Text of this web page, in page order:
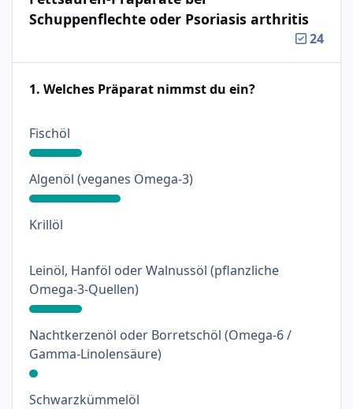
Schuppenflechte oder Psoriasis arthritis
24
1. Welches Präparat nimmst du ein?
Fischöl: 18%
Algenöl (veganes Omega-3): 31%
Krillöl: 0%
Leinöl, Hanföl oder Walnussöl (pflanzliche
Omega-3-Quellen): 18%
Nachtkerzenöl oder Borretschöl (Omega-6 /
Gamma-Linolensäure): 3%
Schwarzkümmelöl: 18%